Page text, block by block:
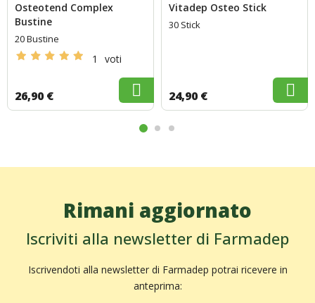
Osteotend Complex
Bustine
20 Bustine
1 voti
26,90 €
Vitadep Osteo Stick
30 Stick
24,90 €
Rimani aggiornato
Iscriviti alla newsletter di Farmadep
Iscrivendoti alla newsletter di Farmadep potrai ricevere in
anteprima: